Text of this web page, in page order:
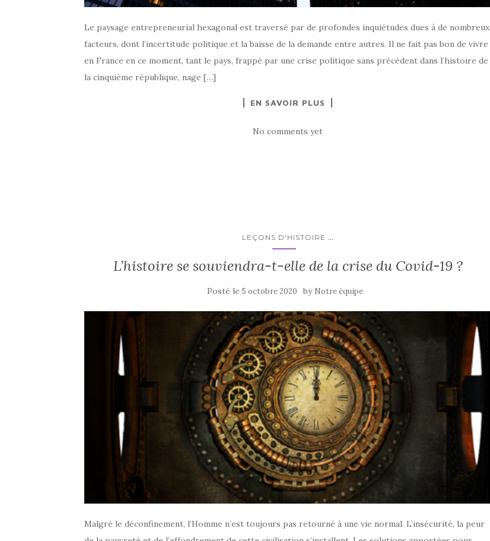
Le paysage entrepreneurial hexagonal est traversé par de profondes inquiétudes dues à de nombreux
facteurs, dont l’incertitude politique et la baisse de la demande entre autres. Il ne fait pas bon de vivre
en France en ce moment, tant le pays, frappé par une crise politique sans précédent dans l’histoire de
la cinquième république, nage […]
EN SAVOIR PLUS
No comments yet
LEÇONS D'HISTOIRE ...
L’histoire se souviendra-t-elle de la crise du Covid-19 ?
Posté le 5 octobre 2020 by Notre équipe
Malgré le déconfinement, l’Homme n’est toujours pas retourné à une vie normal. L’insécurité, la peur